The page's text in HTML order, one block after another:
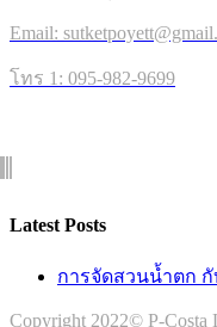
Email:
โทร 1: 095-982-9699
Latest Posts
การจัดสวนน้ำตก กั
Copyright 2022© P-Costa